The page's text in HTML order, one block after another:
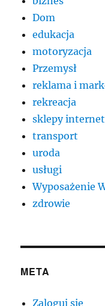
Dom
edukacja
motoryzacja
Przemysł
reklama i
rekreacja
sklepy
transport
uroda
usługi
Wyposażenie
zdrowie
META
Zaloguj się